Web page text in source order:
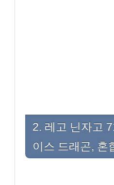
2. 레고 닌자고
이스 드래곤, 혼